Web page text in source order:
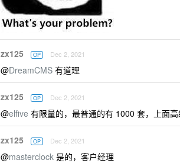
zx125 OP Dec 2, 2021
@DreamCMS 有道理
zx125 OP Dec 2, 2021
@elfive 有限量的，最普通的有 1000 套，上面
zx125 OP Dec 2, 2021
@masterclock 是的，客户经理